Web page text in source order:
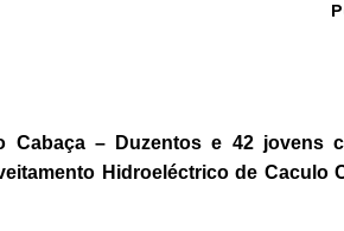
Cabaça – Duzentos e 42 jovens
Hidroeléctrico de Caculo